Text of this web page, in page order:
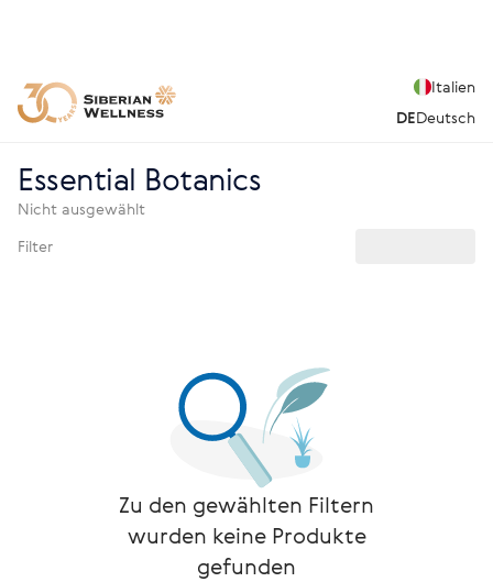
Italien
DEDeutsch
Essential Botanics
Nicht ausgewählt
Filter
Zu den gewählten Filtern
wurden keine Produkte
gefunden